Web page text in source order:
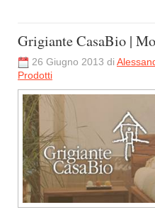
Grigiante CasaBio |
26 Giugno 2013 di
Prodotti